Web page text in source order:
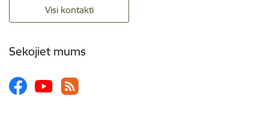
Visi kontakti
Sekojiet mums